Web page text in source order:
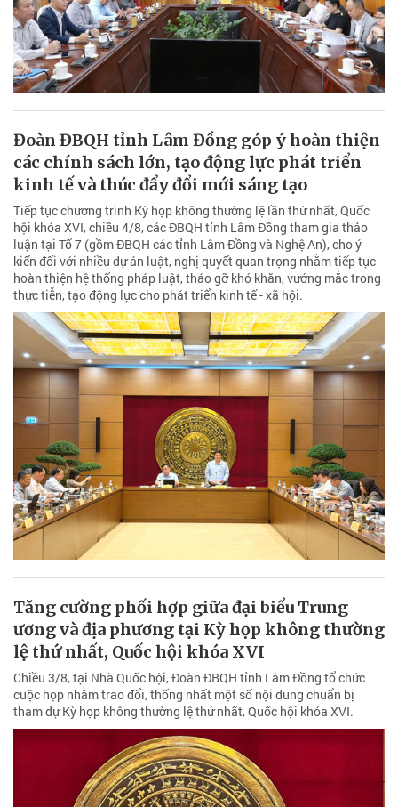
Đoàn ĐBQH tỉnh Lâm Đồng góp ý hoàn thiện
các chính sách lớn, tạo động lực phát triển
kinh tế và thúc đẩy đổi mới sáng tạo
Tiếp tục chương trình Kỳ họp không thường lệ lần thứ nhất, Quốc
hội khóa XVI, chiều 4/8, các ĐBQH tỉnh Lâm Đồng tham gia thảo
luận tại Tổ 7 (gồm ĐBQH các tỉnh Lâm Đồng và Nghệ An), cho ý
kiến đối với nhiều dự án luật, nghị quyết quan trọng nhằm tiếp tục
hoàn thiện hệ thống pháp luật, tháo gỡ khó khăn, vướng mắc trong
thực tiễn, tạo động lực cho phát triển kinh tế - xã hội.
Tăng cường phối hợp giữa đại biểu Trung
ương và địa phương tại Kỳ họp không thường
lệ thứ nhất, Quốc hội khóa XVI
Chiều 3/8, tại Nhà Quốc hội, Đoàn ĐBQH tỉnh Lâm Đồng tổ chức
cuộc họp nhằm trao đổi, thống nhất một số nội dung chuẩn bị
tham dự Kỳ họp không thường lệ thứ nhất, Quốc hội khóa XVI.